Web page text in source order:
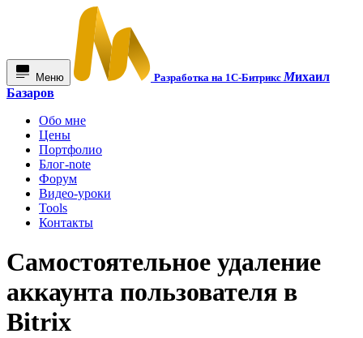
Меню Разработка на 1С-БитриксМихаил
Базаров
Обо мне
Цены
Портфолио
Блог-note
Форум
Видео-уроки
Tools
Контакты
Самостоятельное удаление
аккаунта пользователя в
Bitrix